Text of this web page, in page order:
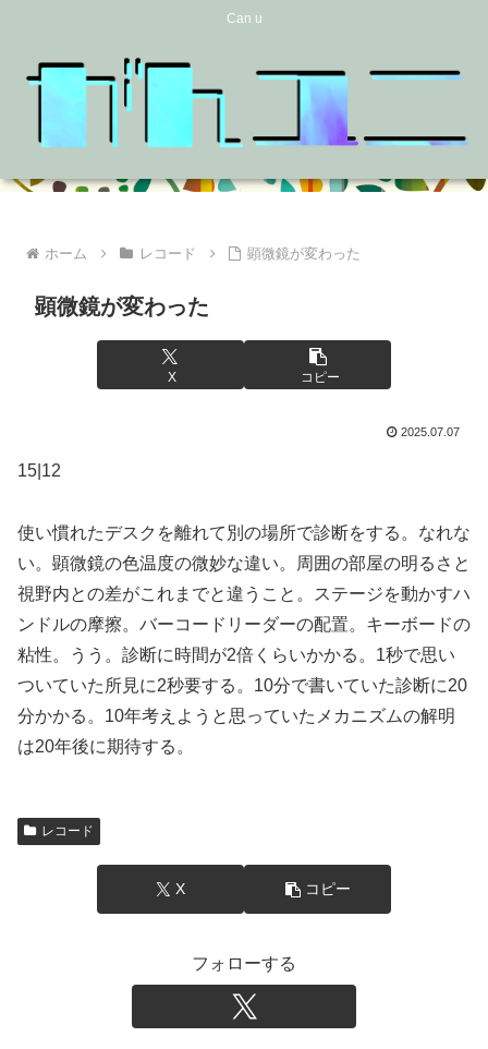
Can u
ホーム レコード 顕微鏡が変わった
顕微鏡が変わった
X コピー
2025.07.07
15|12
使い慣れたデスクを離れて別の場所で診断をする。なれな
い。顕微鏡の色温度の微妙な違い。周囲の部屋の明るさと
視野内との差がこれまでと違うこと。ステージを動かすハ
ンドルの摩擦。バーコードリーダーの配置。キーボードの
粘性。うう。診断に時間が2倍くらいかかる。1秒で思い
ついていた所見に2秒要する。10分で書いていた診断に20
分かかる。10年考えようと思っていたメカニズムの解明
は20年後に期待する。
レコード
X コピー
フォローする